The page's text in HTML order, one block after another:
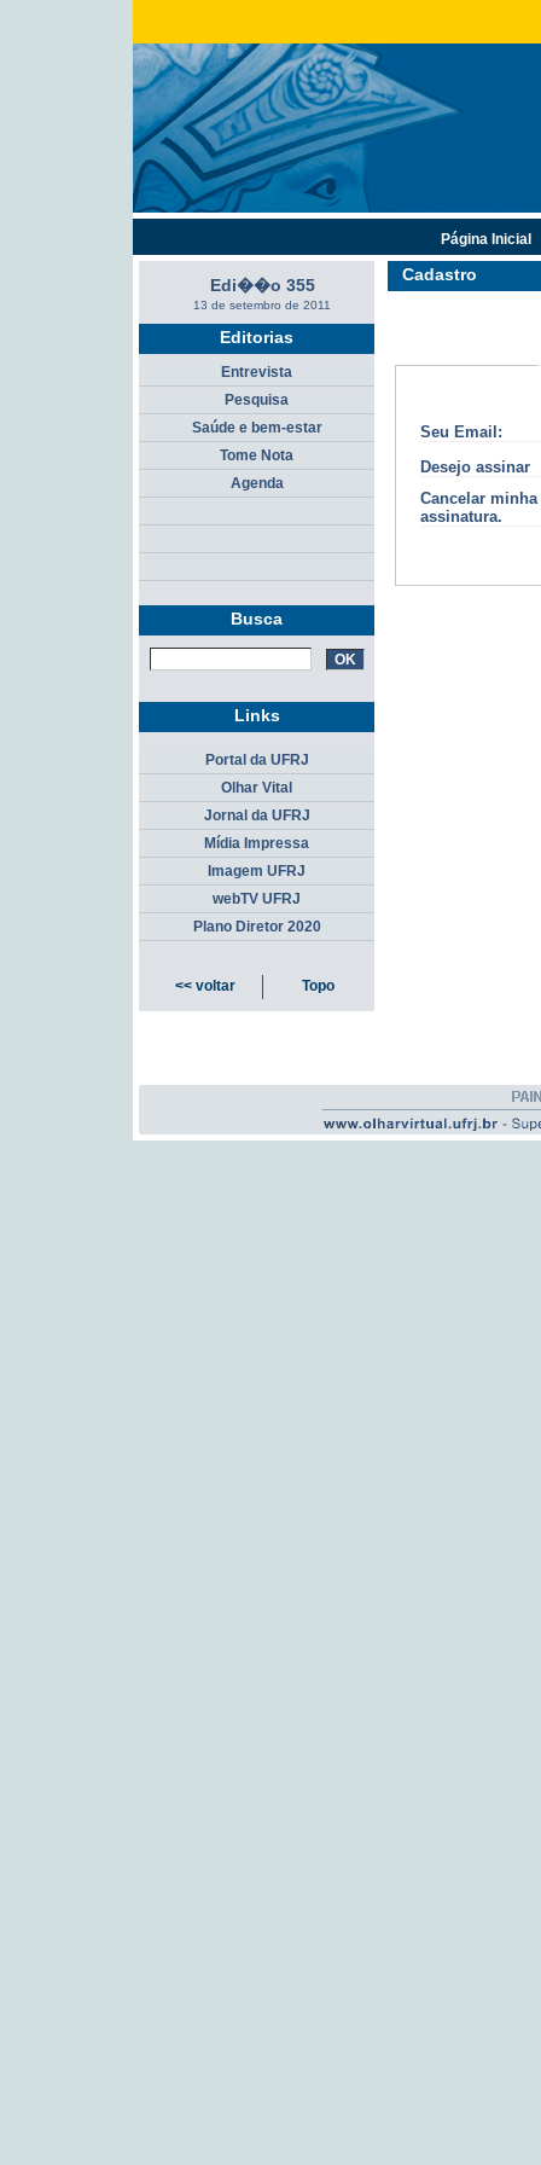
Cadastro
Seu Email:
Desejo assinar
Cancelar minha
assinatura.
Edi��o 355
13 de setembro de 2011
Editorias
Entrevista
Pesquisa
Saúde e bem-estar
Tome Nota
Agenda
Busca
Página Inicial
Links
Portal da UFRJ
Olhar Vital
Jornal da UFRJ
Mídia Impressa
Imagem UFRJ
webTV UFRJ
Plano Diretor 2020
<< voltar Topo